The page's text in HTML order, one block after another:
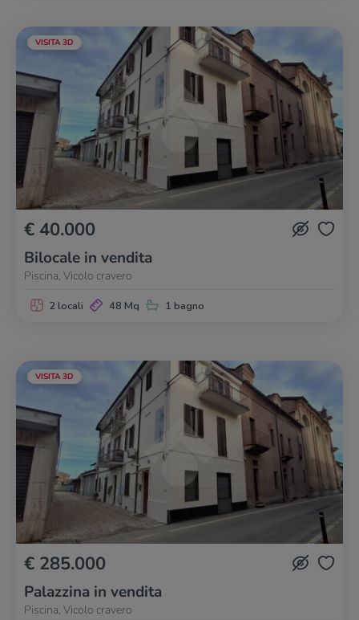
VISITA 3D
€ 40.000
Bilocale in vendita
Piscina, Vicolo cravero
2 locali 48 Mq 1 bagno
VISITA 3D
€ 285.000
Palazzina in vendita
Piscina, Vicolo cravero